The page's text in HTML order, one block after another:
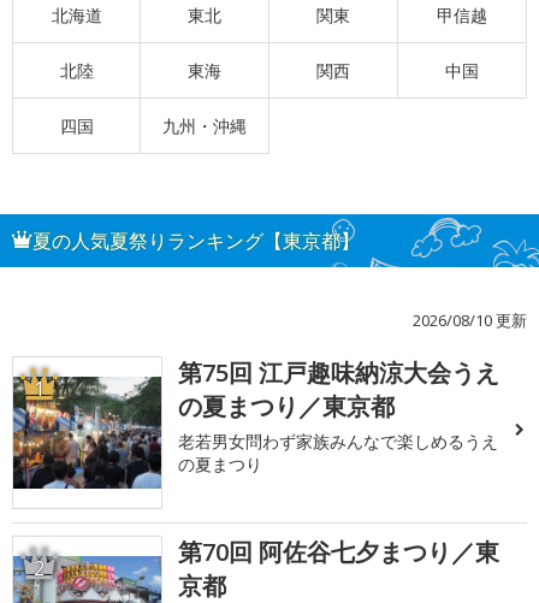
北海道 東北 関東 甲信越
北陸 東海 関西 中国
四国 九州・沖縄
夏の人気夏祭りランキング【東京都】
2026/08/10 更新
1
第75回 江戸趣味納涼大会うえ
の夏まつり／東京都
老若男女問わず家族みんなで楽しめるうえ
の夏まつり
2
第70回 阿佐谷七夕まつり／東
京都